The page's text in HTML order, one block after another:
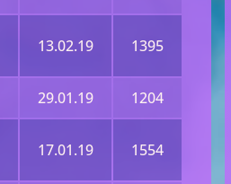
13.02.19 1395
29.01.19 1204
17.01.19 1554